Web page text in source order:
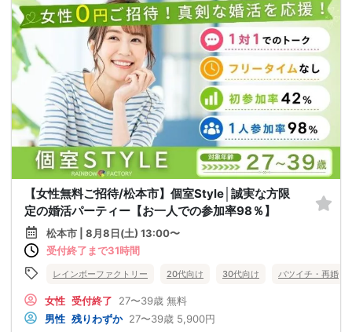
【女性無料ご招待/松本市】個室Style│誠実な方限
定の婚活パーティー【お一人での参加率98％】
松本市 | 8月8日(土) 13:00〜
受付終了まで31時間
レインボーファクトリー 20代向け 30代向け バツイチ・再婚
女性 受付終了 27〜39歳 無料
男性 残りわずか 27〜39歳 5,900円